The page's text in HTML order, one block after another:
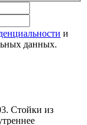
и
данных.
Стойки из